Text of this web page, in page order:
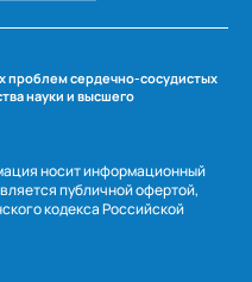
сердечно-сосудистых
науки и высшего
носит информационный
публичной офертой,
кодекса Российской